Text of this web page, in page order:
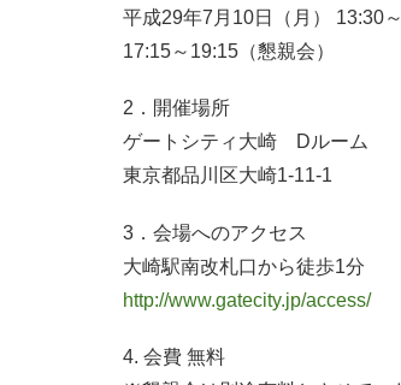
平成29年7月10日（月） 13:30
17:15～19:15（懇親会）
2．開催場所
ゲートシティ大崎 Dルーム
東京都品川区大崎1-11-1
3．会場へのアクセス
大崎駅南改札口から徒歩1分
http://www.gatecity.jp/access/
4. 会費 無料